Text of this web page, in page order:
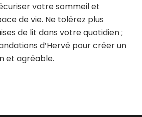
votre sommeil et
de vie. Ne tolérez plus
de lit dans votre quotidien ;
d’Hervé pour créer un
et agréable.